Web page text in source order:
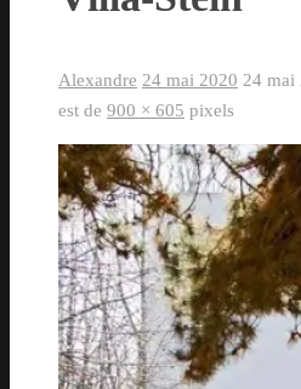
Alexandre 24 mai 2020 24 mai
est de 900 × 605 pixels